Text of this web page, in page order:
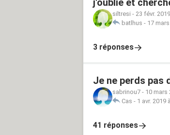
j'oublie et
siltresi - 23 févr.
batlhus - 17
3 réponses
Je ne perds pas
sabrinou7 - 10 mars
Cas - 1 avr. 2019
41 réponses